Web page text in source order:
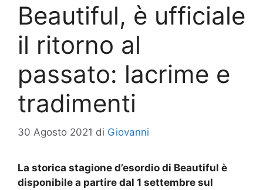
Beautiful, è ufficiale
il ritorno al
passato: lacrime e
tradimenti
30 Agosto 2021 di Giovanni
La storica stagione d’esordio di Beautiful è
disponibile a partire dal 1 settembre sul